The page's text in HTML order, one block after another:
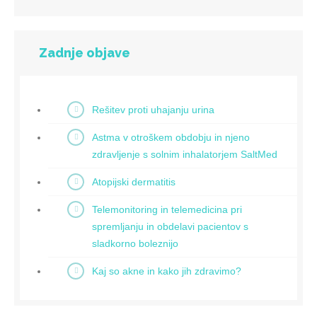
Zadnje objave
Rešitev proti uhajanju urina
Astma v otroškem obdobju in njeno
zdravljenje s solnim inhalatorjem SaltMed
Atopijski dermatitis
Telemonitoring in telemedicina pri
spremljanju in obdelavi pacientov s
sladkorno boleznijo
Kaj so akne in kako jih zdravimo?